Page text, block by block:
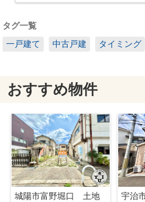
タグ一覧
一戸建て
中古戸建 タイミング
おすすめ物件
城陽市富野堀口 土地